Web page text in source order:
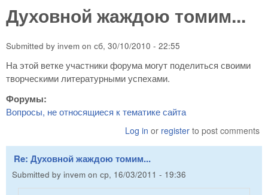
Духовной жаждою томим...
Submitted by invem on сб, 30/10/2010 - 22:55
На этой ветке участники форума могут поделиться своими
творческими литературными успехами.
Форумы:
Вопросы, не относящиеся к тематике сайта
Log in or register to post comments
Re: Духовной жаждою томим...
Submitted by invem on ср, 16/03/2011 - 19:36